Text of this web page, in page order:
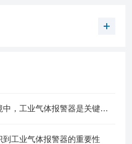
确
体+粉尘防爆双标准
在气体风险的作业环境中，工业气体报警器是关键的一道防线
工业气体报警器的重要性